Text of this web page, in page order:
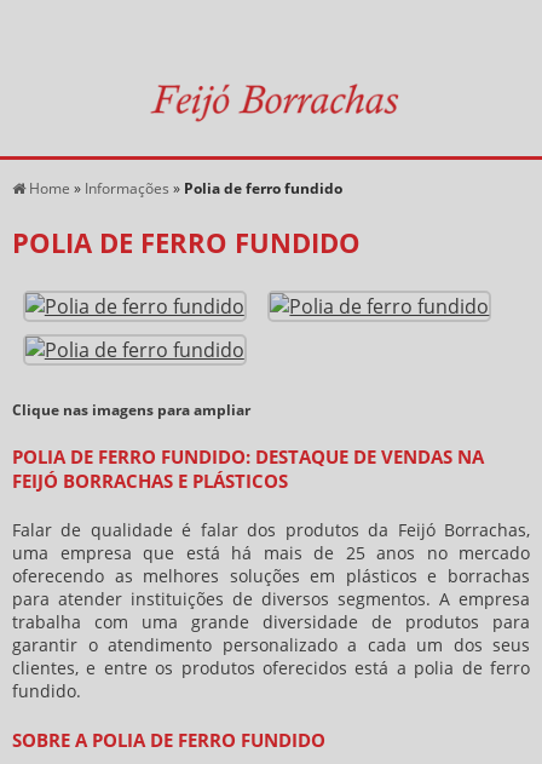
Home » Informações » Polia de ferro fundido
POLIA DE FERRO FUNDIDO
Clique nas imagens para ampliar
POLIA DE FERRO FUNDIDO: DESTAQUE DE VENDAS NA
FEIJÓ BORRACHAS E PLÁSTICOS
Falar de qualidade é falar dos produtos da Feijó Borrachas,
uma empresa que está há mais de 25 anos no mercado
oferecendo as melhores soluções em plásticos e borrachas
para atender instituições de diversos segmentos. A empresa
trabalha com uma grande diversidade de produtos para
garantir o atendimento personalizado a cada um dos seus
clientes, e entre os produtos oferecidos está a polia de ferro
fundido.
SOBRE A POLIA DE FERRO FUNDIDO